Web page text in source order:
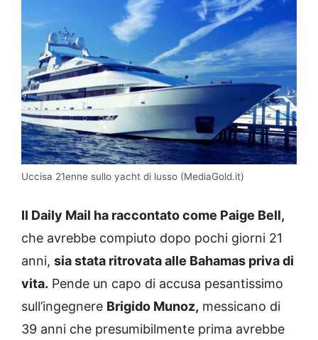
Uccisa 21enne sullo yacht di lusso (MediaGold.it)
Il Daily Mail ha raccontato come Paige Bell,
che avrebbe compiuto dopo pochi giorni 21
anni, sia stata ritrovata alle Bahamas priva di
vita. Pende un capo di accusa pesantissimo
sull’ingegnere Brigido Munoz, messicano di
39 anni che presumibilmente prima avrebbe